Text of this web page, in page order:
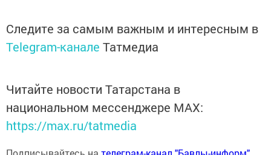
Следите за самым важным и интересным в
Telegram-канале Татмедиа
Читайте новости Татарстана в
национальном мессенджере MАХ:
https://max.ru/tatmedia